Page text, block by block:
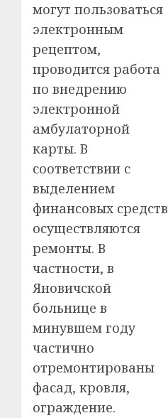
могут пользоваться
электронным
рецептом,
проводится работа
по внедрению
электронной
амбулаторной
карты. В
соответствии с
выделением
финансовых средств
осуществляются
ремонты. В
частности, в
Яновичской
больнице в
минувшем году
частично
отремонтированы
фасад, кровля,
ограждение.